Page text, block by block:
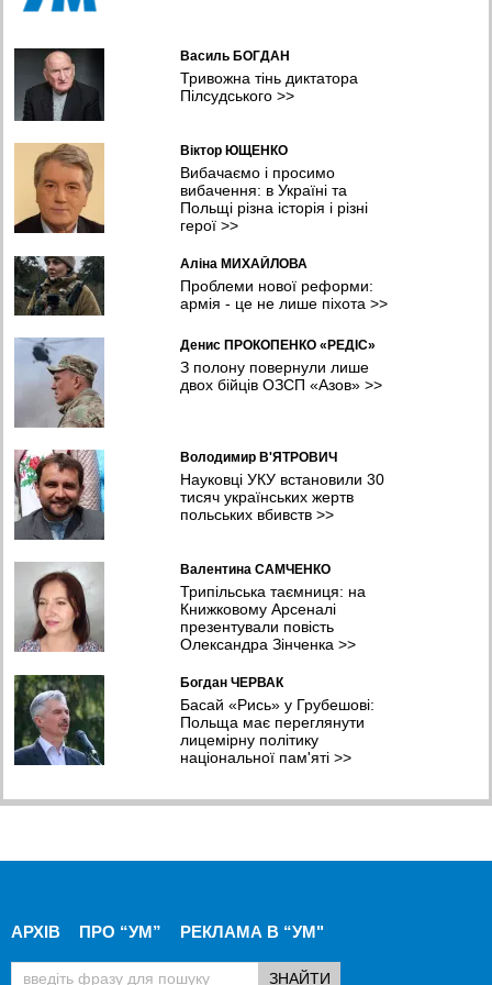
Тривожна тінь диктатора
Пілсудського
Вибачаємо і просимо
вибачення: в Україні та
Польщі різна історія і різні
герої >>
Аліна МИХАЙЛОВА
Проблеми нової реформи:
армія - це не лише піхота
З полону повернули лише
двох бійців ОЗСП «Азов»
Науковці УКУ встановили 30
тисяч українських жертв
польських вбивств>>
Трипільська таємниця: на
Книжковому Арсеналі
презентували повість
Олександра Зінченка>>
Богдан ЧЕРВАК
Басай «Рись» у Грубешові:
Польща має переглянути
лицемірну політику
національної пам'яті>>